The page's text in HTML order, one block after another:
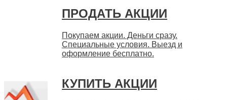
ПРОДАТЬ АКЦИИ
Покупаем акции. Деньги сразу.
Специальные условия. Выезд и
оформление бесплатно.
КУПИТЬ АКЦИИ